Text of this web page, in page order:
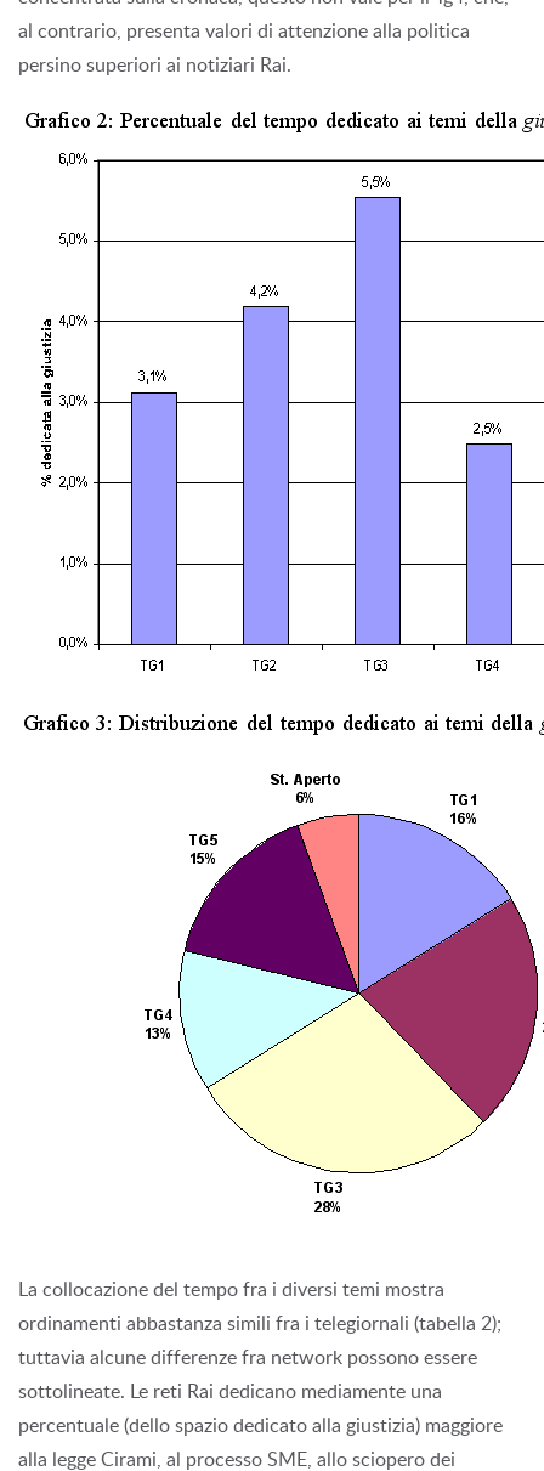
al contrario, presenta valori di attenzione alla politica
persino superiori ai notiziari Rai.
La collocazione del tempo fra i diversi temi mostra
ordinamenti abbastanza simili fra i telegiornali (tabella 2);
tuttavia alcune differenze fra network possono essere
sottolineate. Le reti Rai dedicano mediamente una
percentuale (dello spazio dedicato alla giustizia) maggiore
alla legge Cirami, al processo SME, allo sciopero dei